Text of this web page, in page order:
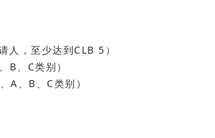
，至少达到CLB 5）
、C类别）
、B、C类别）